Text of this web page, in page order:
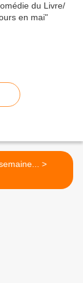
Cette semaine... >